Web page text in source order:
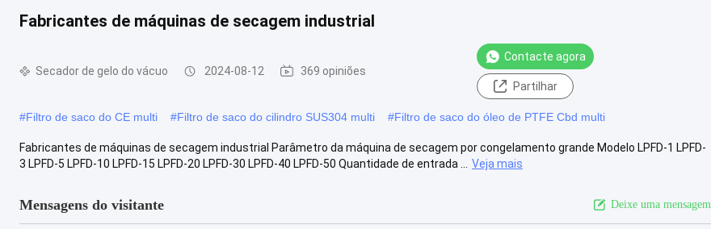
Fabricantes de máquinas de secagem industrial
Secador de gelo do vácuo 2024-08-12 369 opiniões
Contacte agora
Partilhar
#Filtro de saco do CE multi #Filtro de saco do cilindro SUS304 multi #Filtro de saco do óleo de PTFE Cbd multi
Fabricantes de máquinas de secagem industrial Parâmetro da máquina de secagem por congelamento grande Modelo LPFD-1 LPFD-
3 LPFD-5 LPFD-10 LPFD-15 LPFD-20 LPFD-30 LPFD-40 LPFD-50 Quantidade de entrada ...
Veja mais
Mensagens do visitante Deixe uma mensagem